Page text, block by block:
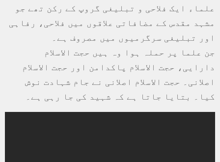
علماء ایک فلاحی و تبلیغی گروپ کے رکن تھے جو
مشہد مقدس کے مضافاتی علاقوں میں فلاحی، رفاہی
اور تبلیغی سرگرمیوں میں مصروف ہے۔
جن علما پر حملہ ہوا وہ ہیں حجت الاسلام
دارایی، حجت الاسلام پاکدامن اور حجت الاسلام
اصلانی۔ حجت الاسلام اصلانی نے جام شہادت نوش
کیا۔ بتایا جاتا ہے کہ شہید کی جا رہی ہے۔